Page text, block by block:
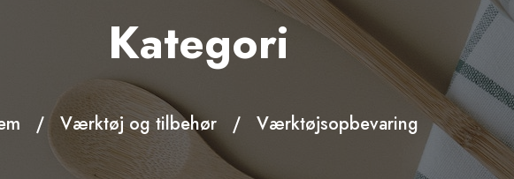
Kategori
Værktøj og tilbehør Værktøjsopbevaring